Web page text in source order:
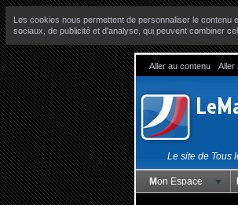
Les cookies nous permettent de personnaliser le
sociaux, de publicité et d'analyse, qui peuvent combiner
Aller au contenu Aller
Le site de Tous
Mon Espace